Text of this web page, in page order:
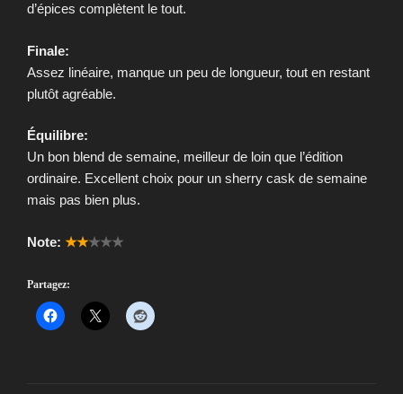
d’épices complètent le tout.
Finale:
Assez linéaire, manque un peu de longueur, tout en restant
plutôt agréable.
Équilibre:
Un bon blend de semaine, meilleur de loin que l’édition
ordinaire. Excellent choix pour un sherry cask de semaine
mais pas bien plus.
Note: ★★★★★
Partagez: